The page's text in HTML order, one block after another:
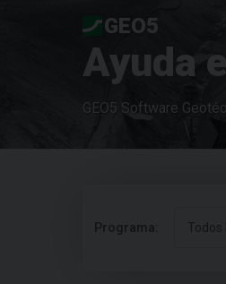
GEO5
Ayuda
GEO5 Software
Programa: Todos